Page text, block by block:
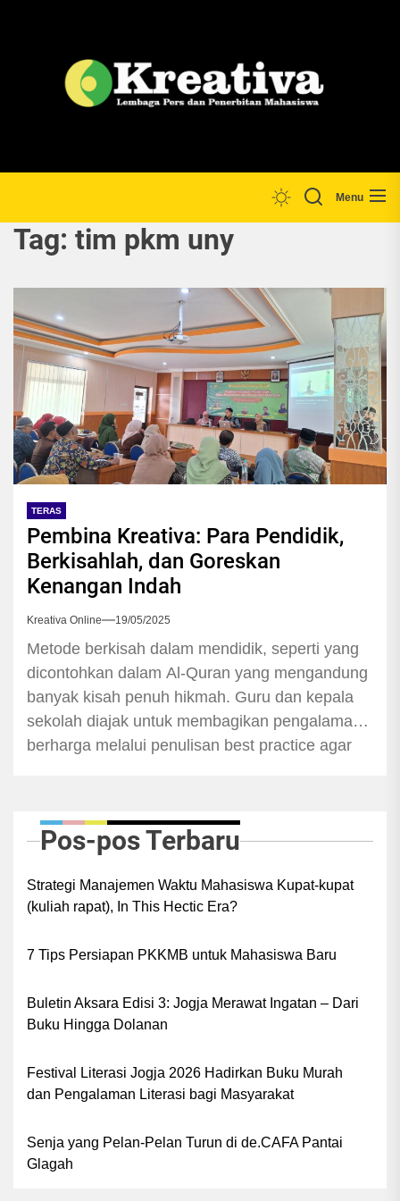
Menu
Tag: tim pkm uny
TERAS
Pembina Kreativa: Para Pendidik,
Berkisahlah, dan Goreskan
Kenangan Indah
Kreativa Online 19/05/2025
Metode berkisah dalam mendidik, seperti yang
dicontohkan dalam Al-Quran yang mengandung
banyak kisah penuh hikmah. Guru dan kepala
sekolah diajak untuk membagikan pengalaman
berharga melalui penulisan best practice agar
Mukti, M.Pd., dalam acara pelatihan penulisan
best practice bagi guru dan kepala MI se-Kota
Kota Malang.
Pos-pos Terbaru
Strategi Manajemen Waktu Mahasiswa Kupat-kupat
(kuliah rapat), In This Hectic Era?
7 Tips Persiapan PKKMB untuk Mahasiswa Baru
Buletin Aksara Edisi 3: Jogja Merawat Ingatan – Dari
Buku Hingga Dolanan
Festival Literasi Jogja 2026 Hadirkan Buku Murah
dan Pengalaman Literasi bagi Masyarakat
Senja yang Pelan-Pelan Turun di de.CAFA Pantai
Glagah